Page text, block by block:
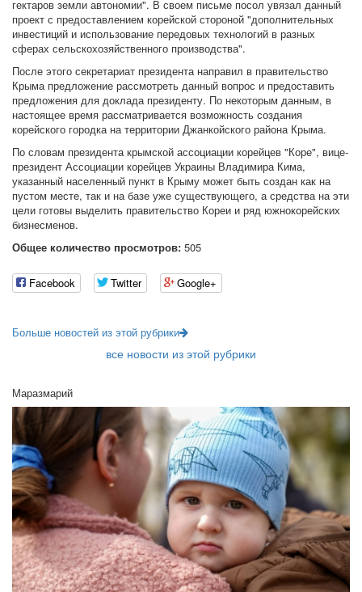
гектаров земли автономии". В своем письме посол увязал данный
проект с предоставлением корейской стороной "дополнительных
инвестиций и использование передовых технологий в разных
сферах сельскохозяйственного производства".
После этого секретариат президента направил в правительство
Крыма предложение рассмотреть данный вопрос и предоставить
предложения для доклада президенту. По некоторым данным, в
настоящее время рассматривается возможность создания
корейского городка на территории Джанкойского района Крыма.
По словам президента крымской ассоциации корейцев "Коре", вице-
президент Ассоциации корейцев Украины Владимира Кима,
указанный населенный пункт в Крыму может быть создан как на
пустом месте, так и на базе уже существующего, а средства на эти
цели готовы выделить правительство Кореи и ряд южнокорейских
бизнесменов.
Общее количество просмотров: 505
Facebook Twitter Google+
Больше новостей из этой рубрики
все новости из этой рубрики
Маразмарий